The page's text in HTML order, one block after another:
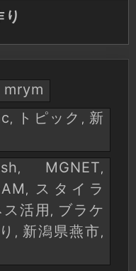
mrym
, トピック , 新
, MGNET,
, スタイラ
ス活用 , ブラケ
, 新潟県燕市 ,